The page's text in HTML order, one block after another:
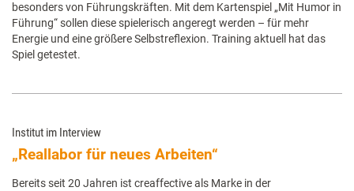
besonders von Führungskräften. Mit dem Kartenspiel „Mit Humor in
Führung“ sollen diese spielerisch angeregt werden – für mehr
Energie und eine größere Selbstreflexion. Training aktuell hat das
Spiel getestet.
Institut im Interview
„Reallabor für neues Arbeiten“
Bereits seit 20 Jahren ist creaffective als Marke in der